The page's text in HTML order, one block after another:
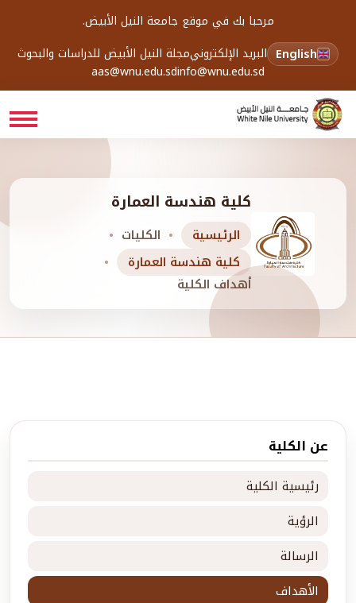
مرحبا بك في موقع جامعة النيل الأبيض.
English البريد الإلكترونيمجلة النيل الأبيض للدراسات والبحوث
info@wnu.edu.sd
aas@wnu.edu.sd
كلية هندسة العمارة
الرئيسية
الكليات
كلية هندسة العمارة
أهداف الكلية
عن الكلية
رئيسية الكلية
الرؤية
الرسالة
الأهداف